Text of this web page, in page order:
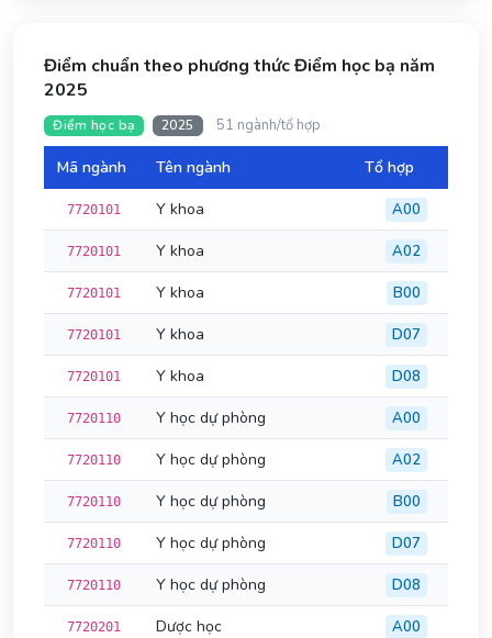
Điểm chuẩn theo phương thức Điểm học bạ năm
2025
Điểm học bạ 2025 51 ngành/tổ hợp
Mã ngành Tên ngành Tổ hợp
7720101 Y khoa A00
7720101 Y khoa A02
7720101 Y khoa B00
7720101 Y khoa D07
7720101 Y khoa D08
7720110 Y học dự phòng A00
7720110 Y học dự phòng A02
7720110 Y học dự phòng B00
7720110 Y học dự phòng D07
7720110 Y học dự phòng D08
7720201 Dược học A00